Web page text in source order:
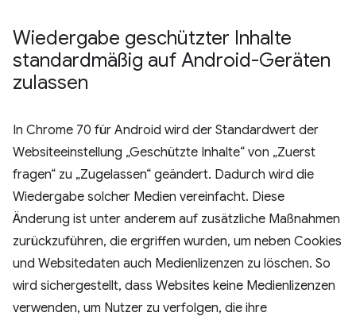
Wiedergabe geschützter Inhalte
standardmäßig auf Android-Geräten
zulassen
In Chrome 70 für Android wird der Standardwert der
Websiteeinstellung „Geschützte Inhalte“ von „Zuerst
fragen“ zu „Zugelassen“ geändert. Dadurch wird die
Wiedergabe solcher Medien vereinfacht. Diese
Änderung ist unter anderem auf zusätzliche Maßnahmen
zurückzuführen, die ergriffen wurden, um neben Cookies
und Websitedaten auch Medienlizenzen zu löschen. So
wird sichergestellt, dass Websites keine Medienlizenzen
verwenden, um Nutzer zu verfolgen, die ihre